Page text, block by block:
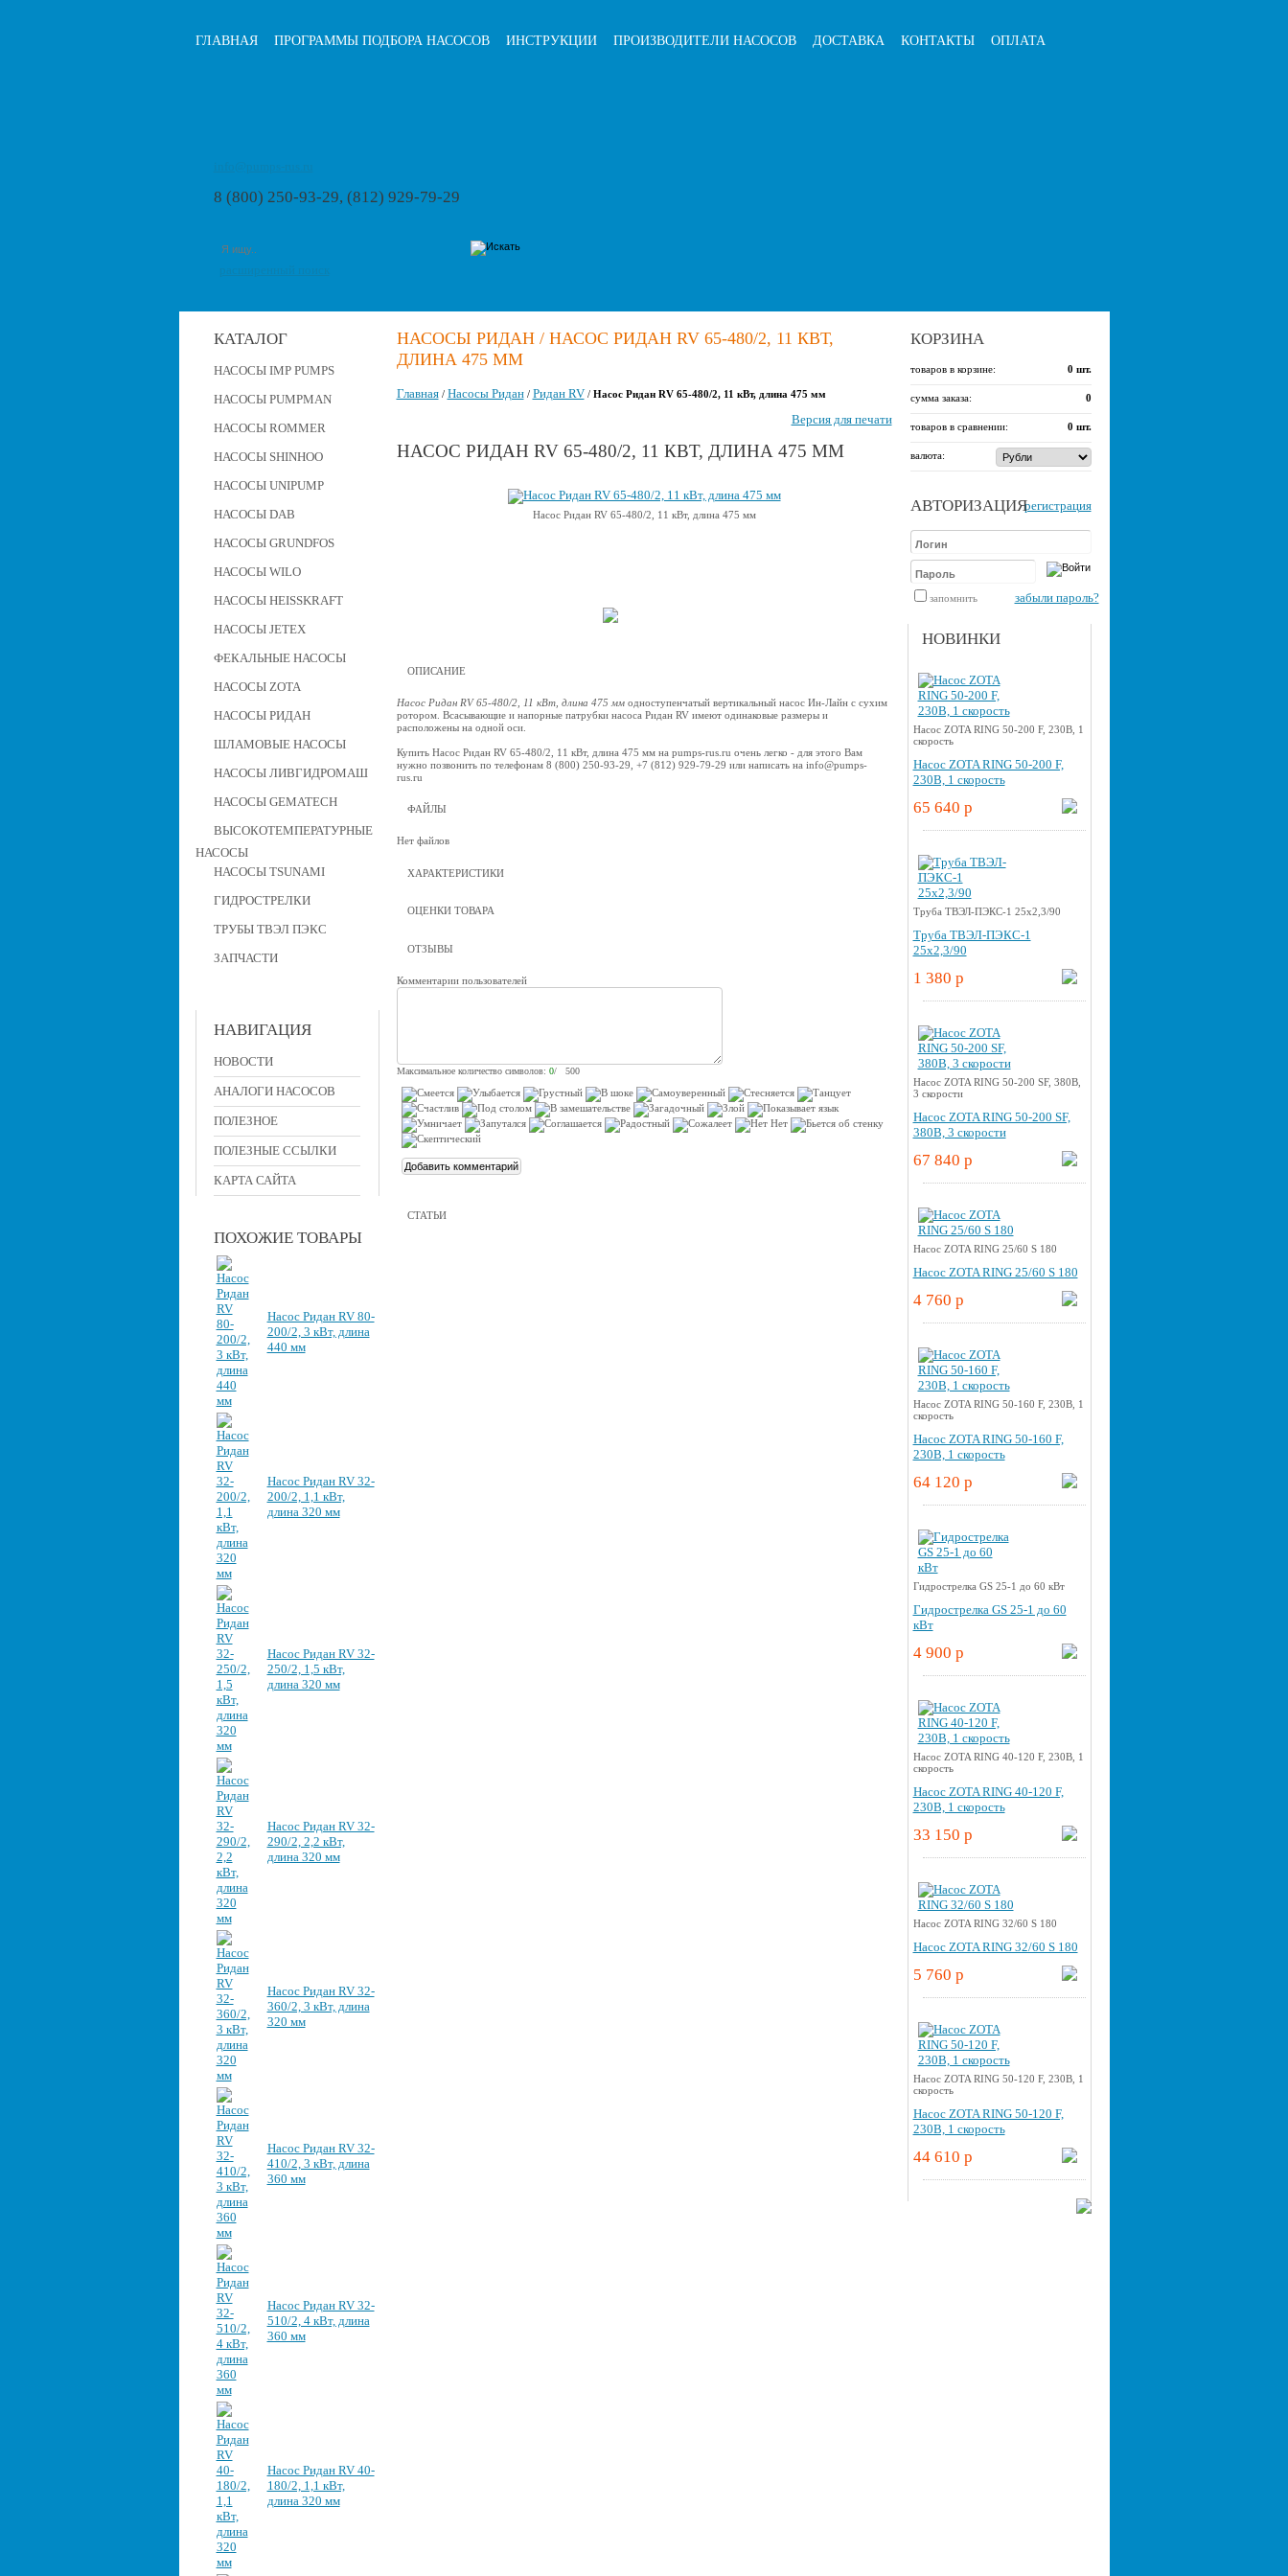
ГЛАВНАЯ ПРОГРАММЫ ПОДБОРА НАСОСОВ ИНСТРУКЦИИ ПРОИЗВОДИТЕЛИ НАСОСОВ ДОСТАВКА КОНТАКТЫ ОПЛАТА
8 (800) 250-93-29, (812) 929-79-29
КАТАЛОГ
НАСОСЫ IMP PUMPS
НАСОСЫ PUMPMAN
НАСОСЫ ROMMER
НАСОСЫ SHINHOO
НАСОСЫ UNIPUMP
НАСОСЫ DAB
НАСОСЫ GRUNDFOS
НАСОСЫ WILO
НАСОСЫ HEISSKRAFT
НАСОСЫ JETEX
ФЕКАЛЬНЫЕ НАСОСЫ
НАСОСЫ ZOTA
НАСОСЫ РИДАН
ШЛАМОВЫЕ НАСОСЫ
НАСОСЫ ЛИВГИДРОМАШ
НАСОСЫ GEMATECH
ВЫСОКОТЕМПЕРАТУРНЫЕ
НАСОСЫ
НАСОСЫ TSUNAMI
ГИДРОСТРЕЛКИ
ТРУБЫ ТВЭЛ ПЭКС
ЗАПЧАСТИ
НАВИГАЦИЯ
НОВОСТИ
АНАЛОГИ НАСОСОВ
ПОЛЕЗНОЕ
ПОЛЕЗНЫЕ ССЫЛКИ
КАРТА САЙТА
ПОХОЖИЕ ТОВАРЫ
Насос Ридан RV 80-
200/2, 3 кВт, длина
440 мм
Насос Ридан RV 32-
200/2, 1,1 кВт,
длина 320 мм
Насос Ридан RV 32-
250/2, 1,5 кВт,
длина 320 мм
Насос Ридан RV 32-
290/2, 2,2 кВт,
длина 320 мм
Насос Ридан RV 32-
360/2, 3 кВт, длина
320 мм
Насос Ридан RV 32-
410/2, 3 кВт, длина
360 мм
Насос Ридан RV 32-
510/2, 4 кВт, длина
360 мм
Насос Ридан RV 40-
180/2, 1,1 кВт,
длина 320 мм
КОРЗИНА
товаров в корзине: 0 шт.
сумма заказа: 0
товаров в сравнении: 0 шт.
валюта:
АВТОРИЗАЦИЯрегистрация
запомнить забыли пароль?
НОВИНКИ
Насос ZOTA RING 50-200 F, 230В, 1
скорость
Насос ZOTA RING 50-200 F,
230В, 1 скорость
65 640 p
Труба ТВЭЛ-ПЭКС-1 25x2,3/90
Труба ТВЭЛ-ПЭКС-1
25x2,3/90
1 380 p
Насос ZOTA RING 50-200 SF, 380В,
3 скорости
Насос ZOTA RING 50-200 SF,
380В, 3 скорости
67 840 p
Насос ZOTA RING 25/60 S 180
Насос ZOTA RING 25/60 S 180
4 760 p
Насос ZOTA RING 50-160 F, 230В, 1
скорость
Насос ZOTA RING 50-160 F,
230В, 1 скорость
64 120 p
Гидрострелка GS 25-1 до 60 кВт
Гидрострелка GS 25-1 до 60
кВт
4 900 p
Насос ZOTA RING 40-120 F, 230В, 1
скорость
Насос ZOTA RING 40-120 F,
230В, 1 скорость
33 150 p
Насос ZOTA RING 32/60 S 180
Насос ZOTA RING 32/60 S 180
5 760 p
Насос ZOTA RING 50-120 F, 230В, 1
скорость
Насос ZOTA RING 50-120 F,
230В, 1 скорость
44 610 p
НАСОСЫ РИДАН / НАСОС РИДАН RV 65-480/2, 11 КВТ,
ДЛИНА 475 ММ
Главная/ Насосы Ридан/ Ридан RV/ Насос Ридан RV 65-480/2, 11 кВт, длина 475 мм
Версия для печати
НАСОС РИДАН RV 65-480/2, 11 КВТ, ДЛИНА 475 ММ
Насос Ридан RV 65-480/2, 11 кВт, длина 475 мм
ОПИСАНИЕ
Насос Ридан RV 65-480/2, 11 кВт, длина 475 ммодноступенчатый вертикальный насос Ин-Лайн с сухим
ротором. Всасывающие и напорные патрубки насоса Ридан RV имеют одинаковые размеры и
расположены на одной оси.
Купить Насос Ридан RV 65-480/2, 11 кВт, длина 475 мм на pumps-rus.ru очень легко - для этого Вам
нужно позвонить по телефонам 8 (800) 250-93-29, +7 (812) 929-79-29 или написать на info@pumps-
rus.ru
ФАЙЛЫ
Нет файлов
ХАРАКТЕРИСТИКИ
ОЦЕНКИ ТОВАРА
ОТЗЫВЫ
Комментарии пользователей
Максимальное количество символов: 0/ 500
СТАТЬИ